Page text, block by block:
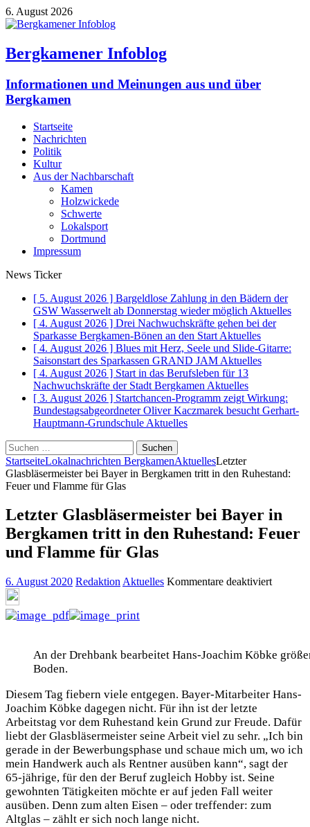
6. August 2026
Bergkamener Infoblog
Informationen und Meinungen aus und über
Bergkamen
Startseite
Nachrichten
Politik
Kultur
Aus der Nachbarschaft
Kamen
Holzwickede
Schwerte
Lokalsport
Dortmund
Impressum
News Ticker
[ 5. August 2026 ] Bargeldlose Zahlung in den Bädern der
GSW Wasserwelt ab Donnerstag wieder möglich Aktuelles
[ 4. August 2026 ] Drei Nachwuchskräfte gehen bei der
Sparkasse Bergkamen-Bönen an den Start Aktuelles
[ 4. August 2026 ] Blues mit Herz, Seele und Slide-Gitarre:
Saisonstart des Sparkassen GRAND JAM Aktuelles
[ 4. August 2026 ] Start in das Berufsleben für 13
Nachwuchskräfte der Stadt Bergkamen Aktuelles
[ 3. August 2026 ] Startchancen-Programm zeigt Wirkung:
Bundestagsabgeordneter Oliver Kaczmarek besucht Gerhart-
Hauptmann-Grundschule Aktuelles
Suchen
nach:
StartseiteLokalnachrichten BergkamenAktuellesLetzter
Glasbläsermeister bei Bayer in Bergkamen tritt in den Ruhestand:
Feuer und Flamme für Glas
Letzter Glasbläsermeister bei Bayer in
Bergkamen tritt in den Ruhestand: Feuer
und Flamme für Glas
6. August 2020 Redaktion Aktuelles Kommentare deaktiviertfür
den
Feuer
und
Flamme
für
Glas
An der Drehbank bearbeitet Hans-Joachim Köbke
Boden.
Diesem Tag fiebern viele entgegen. Bayer-Mitarbeiter Hans-
Joachim Köbke dagegen nicht. Für ihn ist der letzte
Arbeitstag vor dem Ruhestand kein Grund zur Freude. Dafür
liebt der Glasbläsermeister seine Arbeit viel zu sehr. „Ich bin
gerade in der Bewerbungsphase und schaue mich um, wo ich
mein Handwerk auch als Rentner ausüben kann“, sagt der
65-jährige, für den der Beruf zugleich Hobby ist. Seine
gewohnten Tätigkeiten möchte er auf jeden Fall weiter
ausüben. Denn zum alten Eisen – oder treffender: zum
Altglas – zählt er sich noch lange nicht.